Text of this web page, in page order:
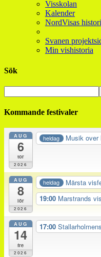
Visskolan
Kalender
NordVisas
Svanen
Min vishistoria
Sök
Kommande festivaler
AUG
6
tor
2026
heldag Musik
AUG
8
lör
2026
heldag Märsta
19:00 Marstrands
AUG
14
fre
2026
17:00